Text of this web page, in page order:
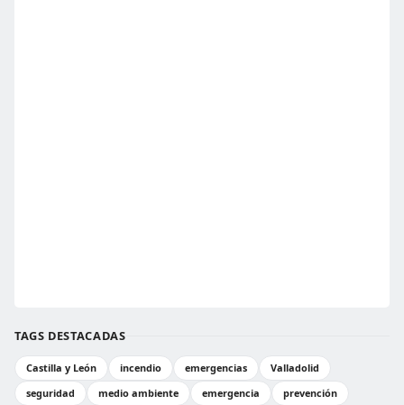
TAGS DESTACADAS
Castilla y León incendio emergencias
Valladolid
seguridad
medio ambiente emergencia
prevención